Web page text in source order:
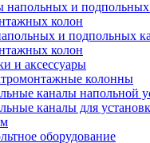
и подпольных
колон
и аксессуары
колонны
каналы напольной
каналы для